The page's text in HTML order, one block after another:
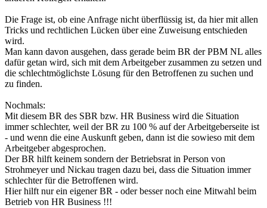
Die Frage ist, ob eine Anfrage nicht überflüssig ist, da hier mit allen
Tricks und rechtlichen Lücken über eine Zuweisung entschieden
wird.
Man kann davon ausgehen, dass gerade beim BR der PBM NL alles
dafür getan wird, sich mit dem Arbeitgeber zusammen zu setzen und
die schlechtmöglichste Lösung für den Betroffenen zu suchen und
zu finden.
Nochmals:
Mit diesem BR des SBR bzw. HR Business wird die Situation
immer schlechter, weil der BR zu 100 % auf der Arbeitgeberseite ist
- und wenn die eine Auskunft geben, dann ist die sowieso mit dem
Arbeitgeber abgesprochen.
Der BR hilft keinem sondern der Betriebsrat in Person von
Strohmeyer und Nickau tragen dazu bei, dass die Situation immer
schlechter für die Betroffenen wird.
Hier hilft nur ein eigener BR - oder besser noch eine Mitwahl beim
Betrieb von HR Business !!!